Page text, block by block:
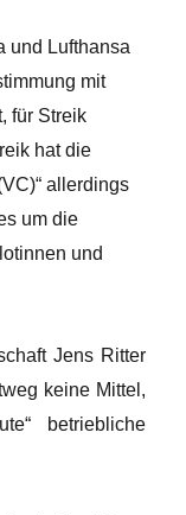
und Lufthansa
mit
für Streik
hat die
allerdings
um die
und
Jens Ritter
keine Mittel,
betriebliche